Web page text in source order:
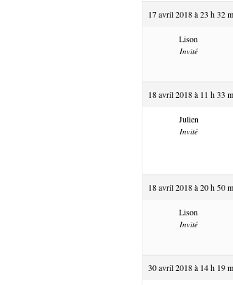
17 avril 2018 à 23 h 32
Lison
Invité
18 avril 2018 à 11 h 33
Julien
Invité
18 avril 2018 à 20 h 50
Lison
Invité
30 avril 2018 à 14 h 19